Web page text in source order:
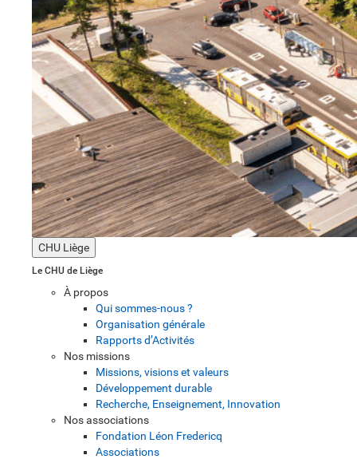
CHU Liège
Le CHU de Liège
À propos
Qui sommes-nous ?
Organisation générale
Rapports d’Activités
Nos missions
Missions, visions et valeurs
Développement durable
Recherche, Enseignement, Innovation
Nos associations
Fondation Léon Fredericq
Associations